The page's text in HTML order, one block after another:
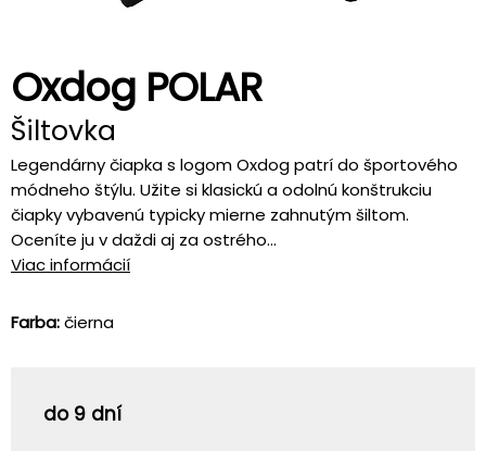
Oxdog POLAR
Šiltovka
Legendárny čiapka s logom Oxdog patrí do športového
módneho štýlu. Užite si klasickú a odolnú konštrukciu
čiapky vybavenú typicky mierne zahnutým šiltom.
Oceníte ju v daždi aj za ostrého...
Viac informácií
Farba:čierna
do 9 dní